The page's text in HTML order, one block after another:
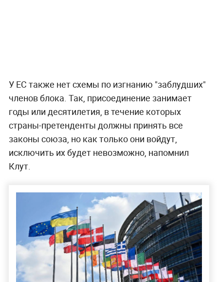
У ЕС также нет схемы по изгнанию "заблудших"
членов блока. Так, присоединение занимает
годы или десятилетия, в течение которых
страны-претенденты должны принять все
законы союза, но как только они войдут,
исключить их будет невозможно, напомнил
Клут.